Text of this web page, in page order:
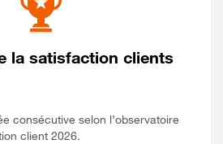
la satisfaction clients
consécutive selon l’observatoire
client 2026.